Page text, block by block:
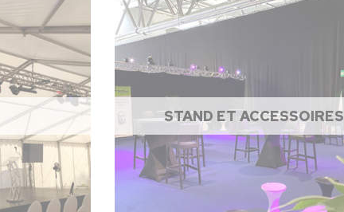
STAND ET ACCESSOIRES